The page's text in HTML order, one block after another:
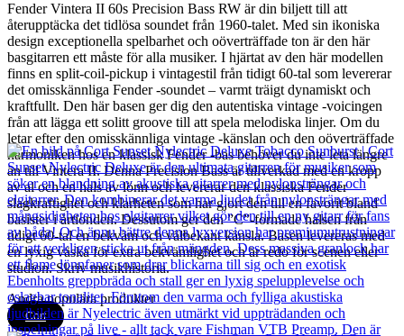
Fender Vintera II 60s Precision Bass RW är din biljett till att
återupptäcka det tidlösa soundet från 1960-talet. Med sin ikoniska
design exceptionella spelbarhet och oöverträffade ton är den här
basgitarren ett måste för alla musiker. I hjärtat av den här modellen
finns en split-coil-pickup i vintagestil från tidigt 60-tal som levererar
det omisskännliga Fender -soundet – varmt träigt dynamiskt och
kraftfullt. Den här basen ger dig den autentiska vintage -voicingen
från att lägga ett solitt groove till att spela melodiska linjer. Om du
letar efter den omisskännliga vintage -känslan och den oöverträffade
harmoniken hos en klassisk Fender -bas behöver du inte leta längre
än till Vintera II. Denna Precision Bass är tillverkad med en kropp
av al och en hals av lönn och levererar den klassiska Fender
slagkraftighet och klarheten som har gjort den till en favorit bland
basister i årtionden. Dessutom ger den ”C”-formade halsen från
tidigt 60-tal en bekväm och välbekant känsla. Basen levereras med
en lyxig väska för extra bekvämlighet och är redo för scenen eller
studion. Skriv musikhistoria.
Andra populära produkter
Cort